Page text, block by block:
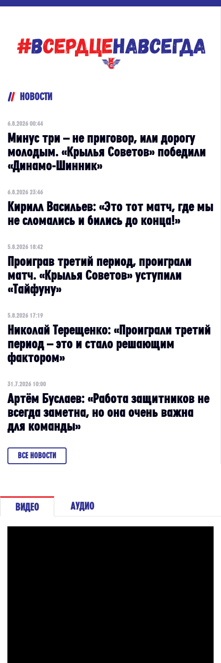
НОВОСТИ
6.8.2026 00:44
Минус три – не приговор, или дорогу
молодым. «Крылья Советов» победили
«Динамо-Шинник»
6.8.2026 23:46
Кирилл Васильев: «Это тот матч, где мы
не сломались и бились до конца!»
5.8.2026 18:42
Проиграв третий период, проиграли
матч. «Крылья Советов» уступили
«Тайфуну»
5.8.2026 17:19
Николай Терещенко: «Проиграли третий
период – это и стало решающим
фактором»
31.7.2026 10:00
Артём Буслаев: «Работа защитников не
всегда заметна, но она очень важна
для команды»
ВСЕ НОВОСТИ
ВИДЕО АУДИО